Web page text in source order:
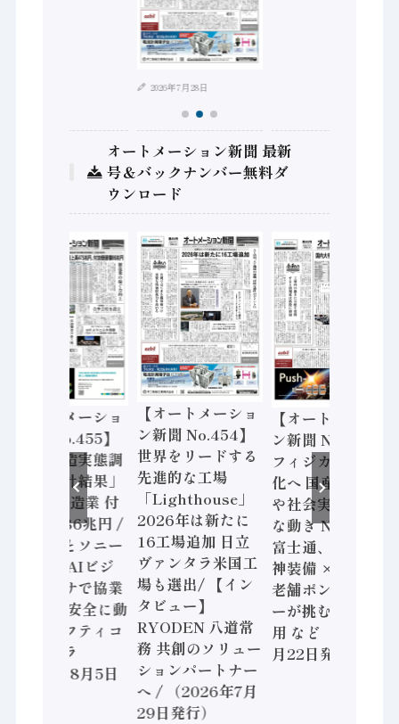
2026年7月28日
オートメーション新聞 最新
号＆バックナンバー無料ダ
ウンロード
【オートメーショ
ン新聞 No.455】
「経済構造実態調
査二次集計結果」
2024年製造業 付
加価値額86兆円 /
三菱電機とソニー
セミコン AIビジ
ョンセンサで協業
/ IDEC、安全に動
かすセーフティコ
ントローラ
（2026年8月5日
【オートメーショ
ン新聞 No.454】
世界をリードする
先進的な工場
「Lighthouse」
2026年は新たに
16工場追加 日立
ヴァンタラ米国工
場も選出/ 【イン
タビュー】
RYODEN 八道常
務 共創のソリュー
ションパートナー
へ / （2026年7月
29日発行）
【オートメーショ
ン新聞 No.453】
フィジカルAI本格
化へ 国産AI開発
や社会実装に活発
な動き Noetra、
富士通、日立 / 兵
神装備 × HMS、
老舗ポンプメーカ
ーが挑むデータ活
用 など（2026年7
月22日発行）